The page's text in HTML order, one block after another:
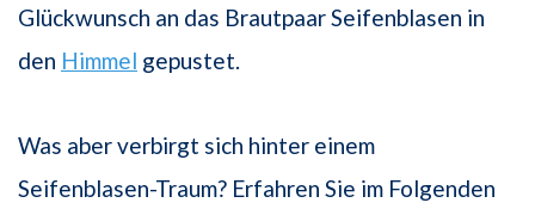
Glückwunsch an das Brautpaar Seifenblasen in
den Himmel gepustet.
Was aber verbirgt sich hinter einem
Seifenblasen-Traum? Erfahren Sie im Folgenden